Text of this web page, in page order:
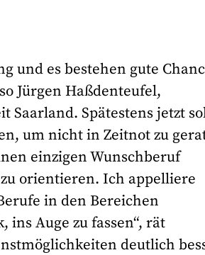
und es bestehen gute
Jürgen Haßdenteufel,
Saarland. Spätestens jetzt
um nicht in Zeitnot zu
einzigen Wunschberuf
orientieren. Ich appelliere
in den Bereichen
Auge zu fassen“, rät
deutlich